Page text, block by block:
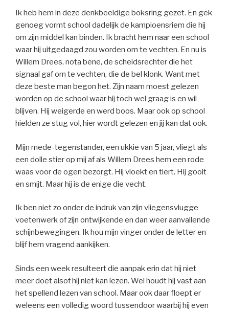
Ik heb hem in deze denkbeeldige boksring gezet. En gek
genoeg vormt school dadelijk de kampioensriem die hij
om zijn middel kan binden. Ik bracht hem naar een school
waar hij uitgedaagd zou worden om te vechten. En nu is
Willem Drees, nota bene, de scheidsrechter die het
signaal gaf om te vechten, die de bel klonk. Want met
deze beste man begon het. Zijn naam moest gelezen
worden op de school waar hij toch wel graag is en wil
blijven. Hij weigerde en werd boos. Maar ook op school
hielden ze stug vol, hier wordt gelezen en jij kan dat ook.
Mijn mede-tegenstander, een ukkie van 5 jaar, vliegt als
een dolle stier op mij af als Willem Drees hem een rode
waas voor de ogen bezorgt. Hij vloekt en tiert. Hij gooit
en smijt. Maar hij is de enige die vecht.
Ik ben niet zo onder de indruk van zijn vliegensvlugge
voetenwerk of zijn ontwijkende en dan weer aanvallende
schijnbewegingen. Ik hou mijn vinger onder de letter en
blijf hem vragend aankijken.
Sinds een week resulteert die aanpak erin dat hij niet
meer doet alsof hij niet kan lezen. Wel houdt hij vast aan
het spellend lezen van school. Maar ook daar floept er
weleens een volledig woord tussendoor waarbij hij even